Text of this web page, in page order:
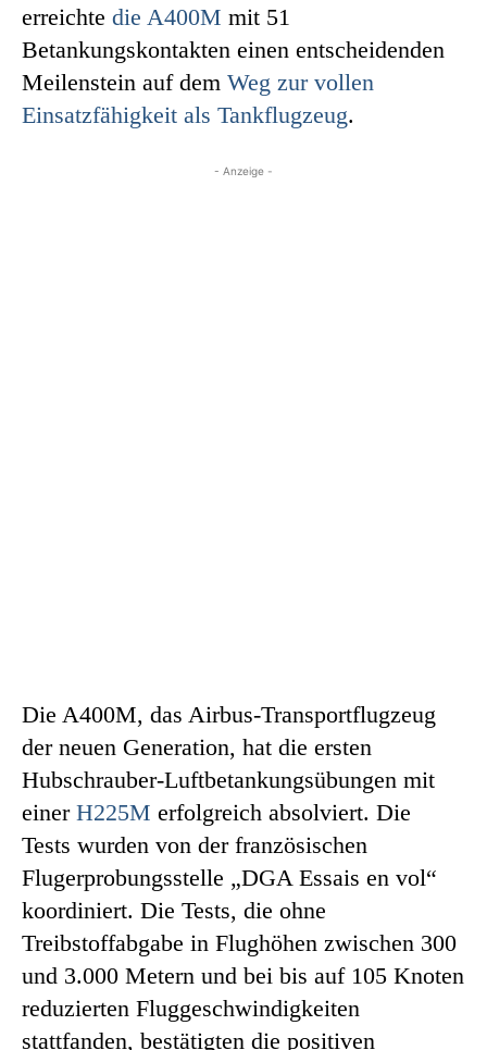
erreichte die A400M mit 51
Betankungskontakten einen entscheidenden
Meilenstein auf dem Weg zur vollen
Einsatzfähigkeit als Tankflugzeug.
- Anzeige -
Die A400M, das Airbus-Transportflugzeug
der neuen Generation, hat die ersten
Hubschrauber-Luftbetankungsübungen mit
einer H225M erfolgreich absolviert. Die
Tests wurden von der französischen
Flugerprobungsstelle „DGA Essais en vol“
koordiniert. Die Tests, die ohne
Treibstoffabgabe in Flughöhen zwischen 300
und 3.000 Metern und bei bis auf 105 Knoten
reduzierten Fluggeschwindigkeiten
stattfanden, bestätigten die positiven